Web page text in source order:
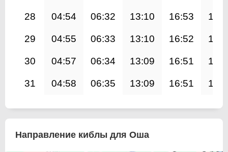
28 04:54 06:32 13:10 16:53
29 04:55 06:33 13:10 16:52
30 04:57 06:34 13:09 16:51
31 04:58 06:35 13:09 16:51
Направление киблы для Оша